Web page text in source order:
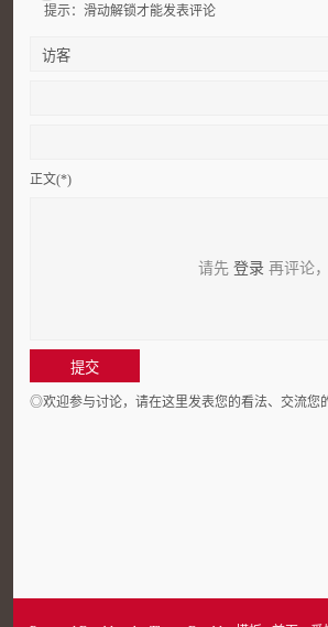
提示：滑动解锁才能发表评论
正文(*)
◎欢迎参与讨论，请在这里发表您的看法、交流您
请先 登录 再评论